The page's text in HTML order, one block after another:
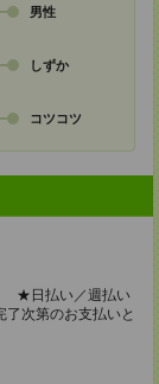
男性
しずか
コツコツ
★日払い／週払い
次第のお支払いと